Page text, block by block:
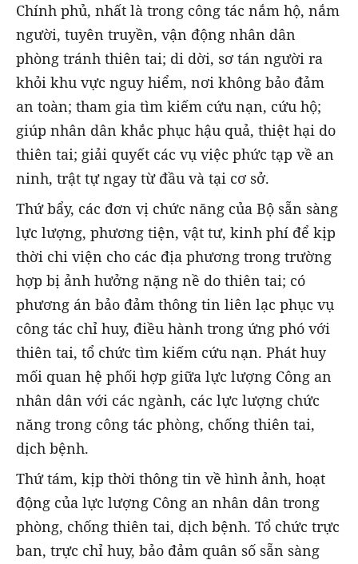
Chính phủ, nhất là trong công tác nắm hộ, nắm
người, tuyên truyền, vận động nhân dân
phòng tránh thiên tai; di dời, sơ tán người ra
khỏi khu vực nguy hiểm, nơi không bảo đảm
an toàn; tham gia tìm kiếm cứu nạn, cứu hộ;
giúp nhân dân khắc phục hậu quả, thiệt hại do
thiên tai; giải quyết các vụ việc phức tạp về an
ninh, trật tự ngay từ đầu và tại cơ sở.
Thứ bẩy, các đơn vị chức năng của Bộ sẵn sàng
lực lượng, phương tiện, vật tư, kinh phí để kịp
thời chi viện cho các địa phương trong trường
hợp bị ảnh hưởng nặng nề do thiên tai; có
phương án bảo đảm thông tin liên lạc phục vụ
công tác chỉ huy, điều hành trong ứng phó với
thiên tai, tổ chức tìm kiếm cứu nạn. Phát huy
mối quan hệ phối hợp giữa lực lượng Công an
nhân dân với các ngành, các lực lượng chức
năng trong công tác phòng, chống thiên tai,
dịch bệnh.
Thứ tám, kịp thời thông tin về hình ảnh, hoạt
động của lực lượng Công an nhân dân trong
phòng, chống thiên tai, dịch bệnh. Tổ chức trực
ban, trực chỉ huy, bảo đảm quân số sẵn sàng